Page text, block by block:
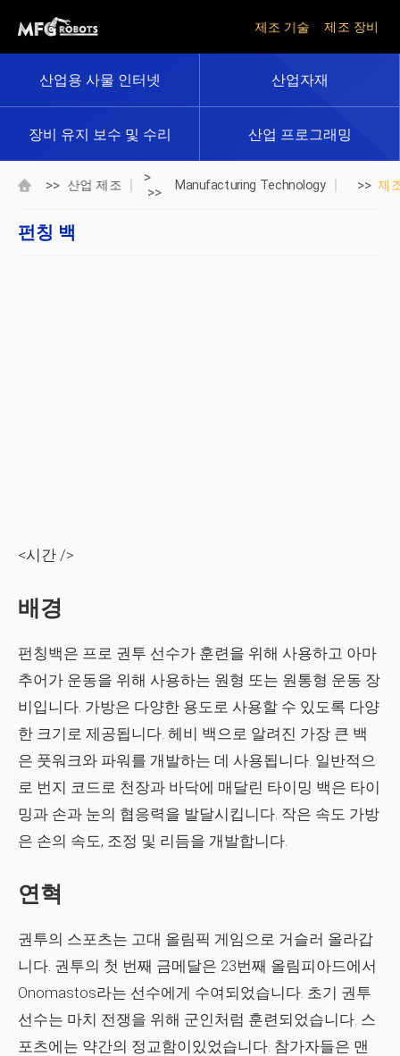
제조 기술 제조 장비
산업용 사물 인터넷 산업자재
장비 유지 보수 및 수리 산업 프로그래밍
>> 산업 제조
>
>>
Manufacturing Technology >> 제
펀칭 백
<시간 />
배경
펀칭백은 프로 권투 선수가 훈련을 위해 사용하고 아마
추어가 운동을 위해 사용하는 원형 또는 원통형 운동 장
비입니다. 가방은 다양한 용도로 사용할 수 있도록 다양
한 크기로 제공됩니다. 헤비 백으로 알려진 가장 큰 백
은 풋워크와 파워를 개발하는 데 사용됩니다. 일반적으
로 번지 코드로 천장과 바닥에 매달린 타이밍 백은 타이
밍과 손과 눈의 협응력을 발달시킵니다. 작은 속도 가방
은 손의 속도, 조정 및 리듬을 개발합니다.
연혁
권투의 스포츠는 고대 올림픽 게임으로 거슬러 올라갑
니다. 권투의 첫 번째 금메달은 23번째 올림피아드에서
Onomastos라는 선수에게 수여되었습니다. 초기 권투
선수는 마치 전쟁을 위해 군인처럼 훈련되었습니다. 스
포츠에는 약간의 정교함이있었습니다. 참가자들은 맨